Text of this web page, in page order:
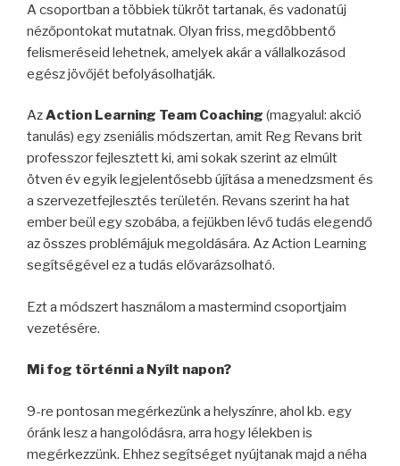
A csoportban a többiek tükröt tartanak, és vadonatúj
nézőpontokat mutatnak. Olyan friss, megdöbbentő
felismeréseid lehetnek, amelyek akár a vállalkozásod
egész jövőjét befolyásolhatják.
AzAction Learning Team Coaching (magyalul: akció
tanulás) egy zseniális módszertan, amit Reg Revans brit
professzor fejlesztett ki, ami sokak szerint az elmúlt
ötven év egyik legjelentősebb újítása a menedzsment és
a szervezetfejlesztés területén. Revans szerint ha hat
ember beül egy szobába, a fejükben lévő tudás elegendő
az összes problémájuk megoldására. Az Action Learning
segítségével ez a tudás elővarázsolható.
Ezt a módszert használom a mastermind csoportjaim
vezetésére.
Mi fog történni a Nyílt napon?
9-re pontosan megérkezünk a helyszínre, ahol kb. egy
óránk lesz a hangolódásra, arra hogy lélekben is
megérkezzünk. Ehhez segítséget nyújtanak majd a néha